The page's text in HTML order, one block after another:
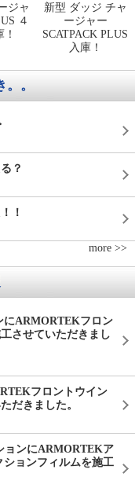
ジャ
４
新型 ダッジ チャ
ージャー
SCATPACK PLUS
入庫！
。
？
！
more >>
にARMORTEKフロン
させていただきまし
フロントウイン
だきました。
ョンにARMORTEKア
ョンフィルムを施工